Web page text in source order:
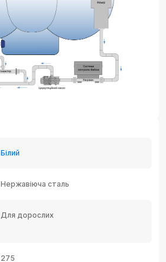
Білий
Нержавіюча сталь
Для дорослих
275